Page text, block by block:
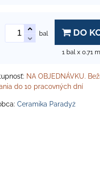
bal DO
1 bal x 0.71
NA OBJEDNÁVKU.
do 10 pracovných dní
Ceramika Paradyż